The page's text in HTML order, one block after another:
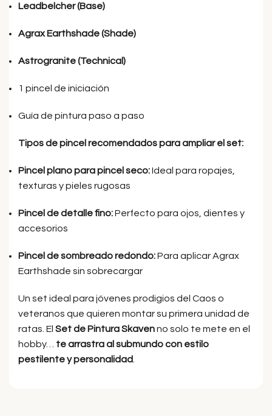
Leadbelcher (Base)
Agrax Earthshade (Shade)
Astrogranite (Technical)
1 pincel de iniciación
Guía de pintura paso a paso
Tipos de pincel recomendados para ampliar el set:
Pincel plano para pincel seco:Ideal para ropajes,
texturas y pieles rugosas
Pincel de detalle fino:Perfecto para ojos, dientes y
accesorios
Pincel de sombreado redondo:Para aplicar Agrax
Earthshade sin sobrecargar
Un set ideal para jóvenes prodigios del Caos o
veteranos que quieren montar su primera unidad de
ratas. El Set de Pintura Skavenno solo te mete en el
hobby… te arrastra al submundo con estilo
pestilente y personalidad